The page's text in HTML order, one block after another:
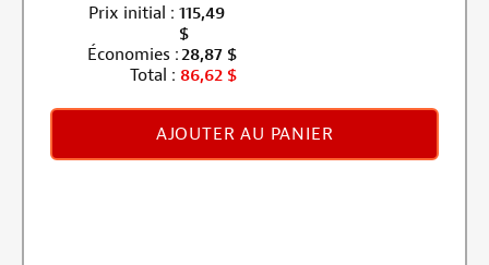
Prix initial : 115,49
$
Économies :28,87 $
Total : 86,62 $
AJOUTER AU PANIER